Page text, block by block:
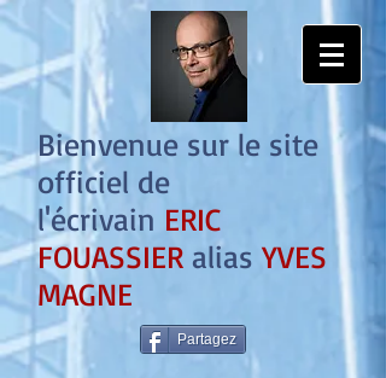
Bienvenue sur le site
officiel de
l'écrivain ERIC
FOUASSIER alias YVES
MAGNE
Partagez